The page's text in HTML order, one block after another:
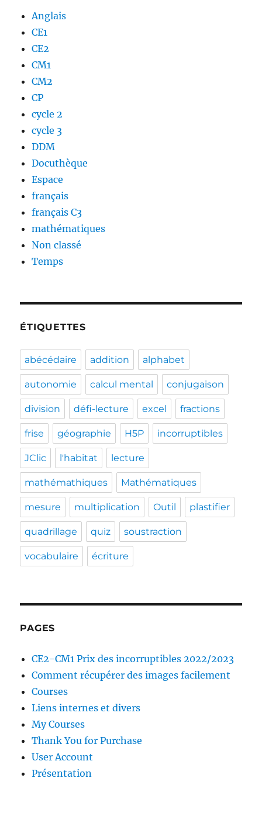
Anglais
CE1
CE2
CM1
CM2
CP
cycle 2
cycle 3
DDM
Docuthèque
Espace
français
français C3
mathématiques
Non classé
Temps
ÉTIQUETTES
abécédaire addition alphabet
autonomie calcul mental conjugaison
division défi-lecture excel fractions
frise géographie H5P incorruptibles
JClic l'habitat lecture
mathémathiques Mathématiques
mesure multiplication Outil plastifier
quadrillage quiz soustraction
vocabulaire écriture
PAGES
CE2-CM1 Prix des incorruptibles 2022/2023
Comment récupérer des images facilement
Courses
Liens internes et divers
My Courses
Thank You for Purchase
User Account
Présentation